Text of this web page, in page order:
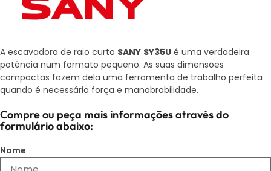
A escavadora de raio curto SANY SY35U é uma verdadeira
potência num formato pequeno. As suas dimensões
compactas fazem dela uma ferramenta de trabalho perfeita
quando é necessária força e manobrabilidade.
Compre ou peça mais informações através do
formulário abaixo:
Nome